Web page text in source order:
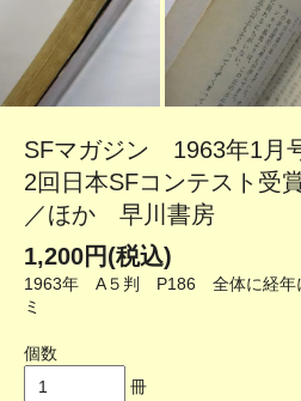
SFマガジン 1963年1月
2回日本SFコンテスト
／ほか 早川書房
1,200円(税込)
1963年 A５判 P186 全体に経年
ミ
個数
冊